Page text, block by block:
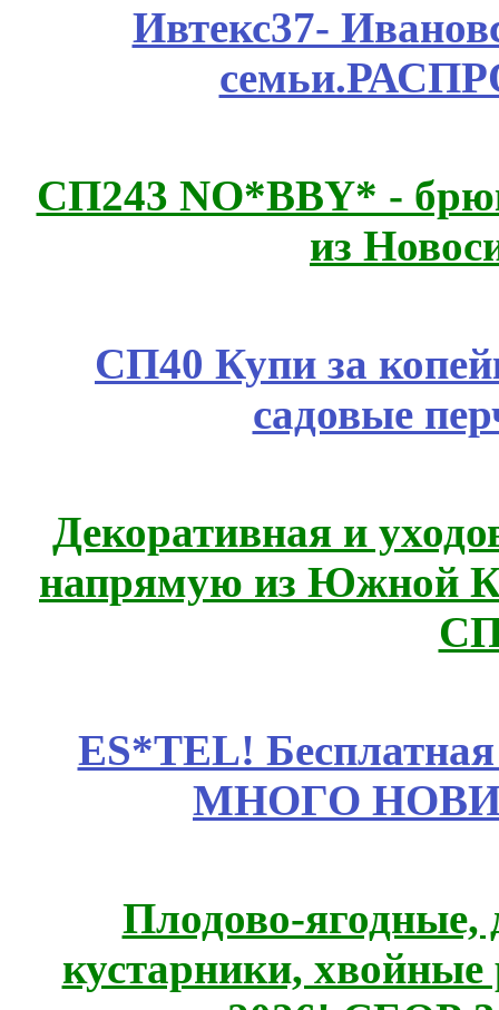
Ивтекс37-
СП243 NO*BBY* -
из
СП40 Купи за
садовые
Декоративная и
напрямую из
ES*TEL!
МНОГО
Плодово-ягодные,
кустарники,